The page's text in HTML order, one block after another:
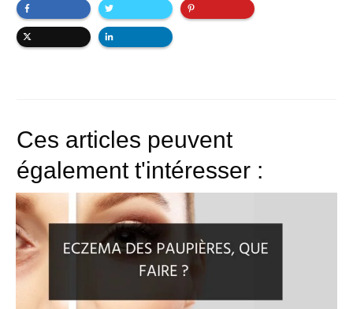
Ces articles peuvent
également t'intéresser :